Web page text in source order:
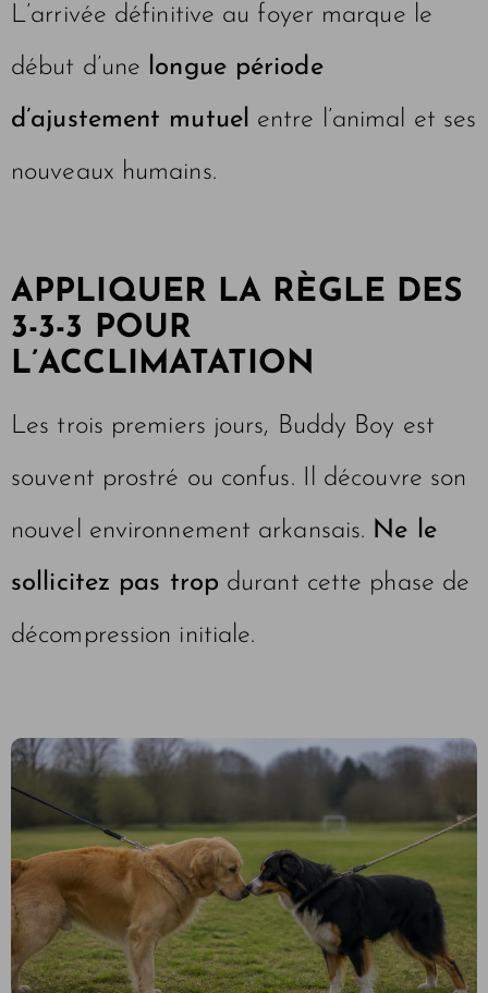
L’arrivée définitive au foyer marque le
début d’une longue période
d’ajustement mutuel entre l’animal et ses
nouveaux humains.
APPLIQUER LA RÈGLE DES
3-3-3 POUR
L’ACCLIMATATION
Les trois premiers jours, Buddy Boy est
souvent prostré ou confus. Il découvre son
nouvel environnement arkansais. Ne le
sollicitez pas trop durant cette phase de
décompression initiale.